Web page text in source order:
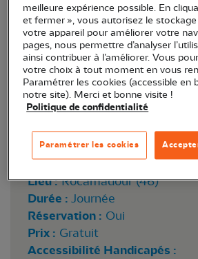
Lieu : Rocamadour (46)
Durée : Journée
Réservation : Oui
Prix : Gratuit
Accessibilité Handicapés :
meilleure expérience possible. En
et fermer », vous autorisez le
votre appareil pour améliorer votre
pages, nous permettre d’analyser
ainsi contribuer à l’améliorer. Vous
votre choix à tout moment en vous
Paramétrer les cookies (accessible en
notre site). Merci et bonne visite !
Politique de confidentialité
Paramétrer les cookies